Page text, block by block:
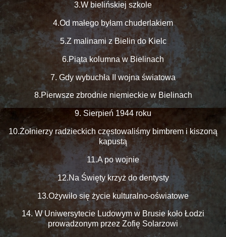
3.W bielińskiej szkole
4.Od małego byłam chuderlakiem
5.Z malinami z Bielin do Kielc
6.Piąta kolumna w Bielinach
7. Gdy wybuchła II wojna światowa
8.Pierwsze zbrodnie niemieckie w Bielinach
9. Sierpień 1944 roku
10.Żołnierzy radzieckich częstowaliśmy bimbrem i kiszoną
kapustą
11.A po wojnie
12.Na Święty krzyż do dentysty
13.Ożywiło się życie kulturalno-oświatowe
14. W Uniwersytecie Ludowym w Brusie koło Łodzi
prowadzonym przez Zofię Solarzowi